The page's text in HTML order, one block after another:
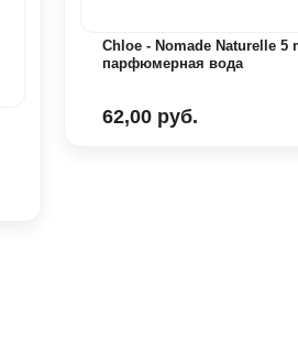
Chloe - Nomade Naturelle 5
парфюмерная вода
62,00 руб.